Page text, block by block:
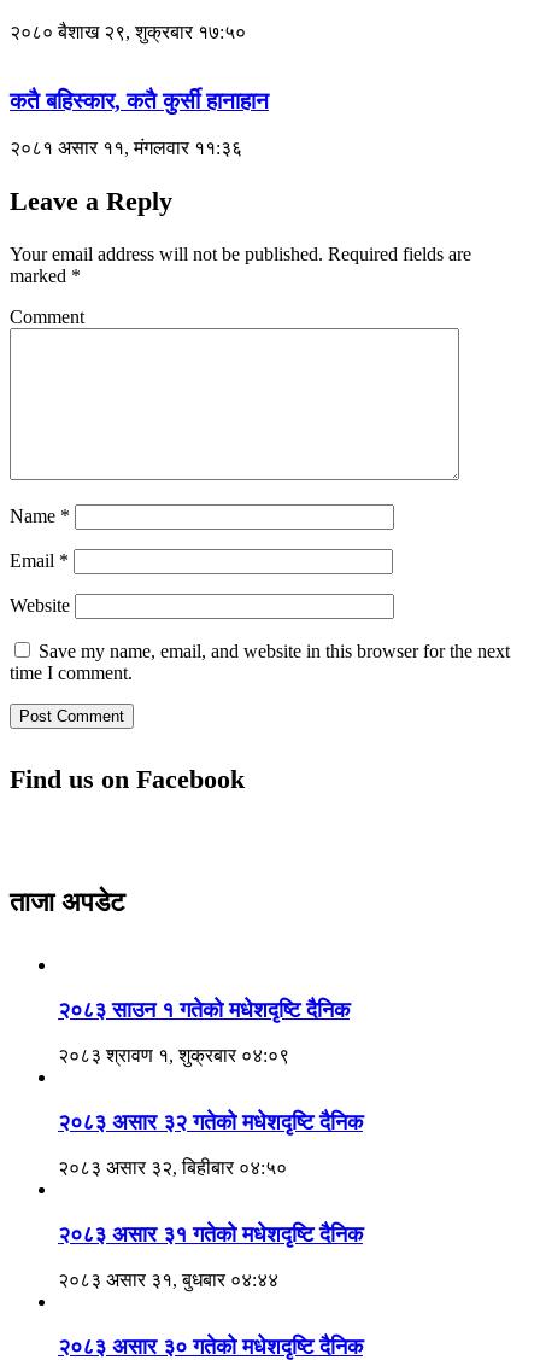
२०८० बैशाख २९, शुक्रबार १७:५०
कतै बहिस्कार, कतै कुर्सी हानाहान
२०८१ असार ११, मंगलवार ११:३६
Leave a Reply
Your email address will not be published. Required fields are
marked *
Comment
Name *
Email *
Website
Save my name, email, and website in this browser for the next
time I comment.
Find us on Facebook
ताजा अपडेट
२०८३ साउन १ गतेकाे मधेशदृष्टि दैनिक
२०८३ श्रावण १, शुक्रबार ०४:०९
२०८३ असार ३२ गतेको मधेशदृष्टि दैनिक
२०८३ असार ३२, बिहीबार ०४:५०
२०८३ असार ३१ गतेको मधेशदृष्टि दैनिक
२०८३ असार ३१, बुधबार ०४:४४
२०८३ असार ३० गतेको मधेशदृष्टि दैनिक